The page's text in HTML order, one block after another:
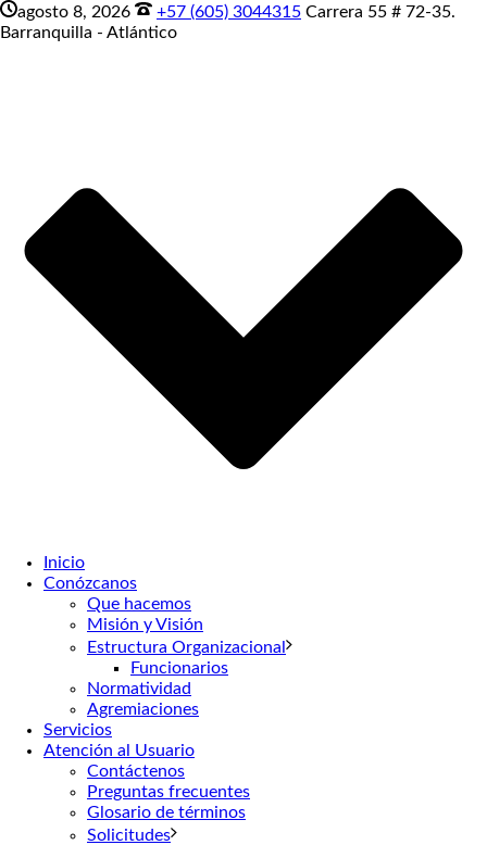
agosto 8, 2026 +57 (605) 3044315 Carrera 55 # 72-35.
Barranquilla - Atlántico
Inicio
Conózcanos
Que hacemos
Misión y Visión
Estructura Organizacional
Funcionarios
Normatividad
Agremiaciones
Servicios
Atención al Usuario
Contáctenos
Preguntas frecuentes
Glosario de términos
Solicitudes